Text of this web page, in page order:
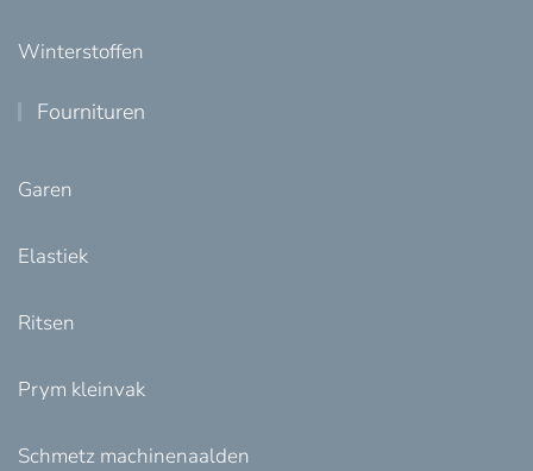
Winterstoffen
Fournituren
Garen
Elastiek
Ritsen
Prym kleinvak
Schmetz machinenaalden